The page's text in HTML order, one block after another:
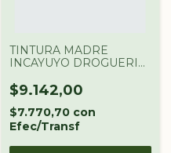
TINTURA MADRE
INCAYUYO DROGUERIA
$9.142,00
$7.770,70 con
Efec/Transf